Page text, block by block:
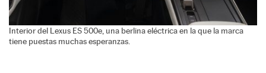
Interior del Lexus ES 500e, una berlina eléctrica en la que la marca
tiene puestas muchas esperanzas.